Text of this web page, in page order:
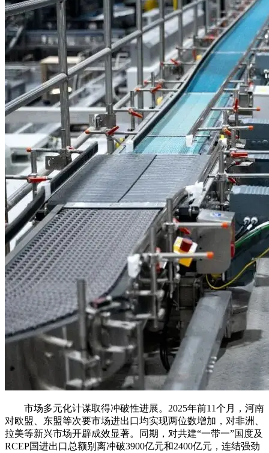
市场多元化计谋取得冲破性进展。2025年前11个月，河南
对欧盟、东盟等次要市场进出口均实现两位数增加，对非洲、
拉美等新兴市场开辟成效显著。同期，对共建“一带一”国度及
RCEP国进出口总额别离冲破3900亿元和2400亿元，连结强劲